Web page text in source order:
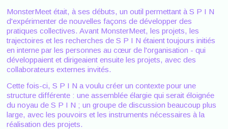
MonsterMeet était, à ses débuts, un outil permettant à S P I N
d'expérimenter de nouvelles façons de développer des
pratiques collectives. Avant MonsterMeet, les projets, les
trajectoires et les recherches de S P I N étaient toujours initiés
en interne par les personnes au cœur de l'organisation - qui
développaient et dirigeaient ensuite les projets, avec des
collaborateurs externes invités.
Cette fois-ci, S P I N a voulu créer un contexte pour une
structure différente : une assemblée élargie qui serait éloignée
du noyau de S P I N ; un groupe de discussion beaucoup plus
large, avec les pouvoirs et les instruments nécessaires à la
réalisation des projets.